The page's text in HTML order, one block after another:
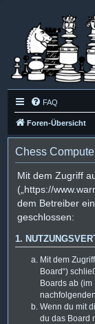
FAQ
Foren-Übersicht
Chess
Mit dem Zugriff
(„https://
dem Betreiber
geschlossen:
1.
Mit dem
Board“)
Boards ab (im
Wenn du mit
du das Board